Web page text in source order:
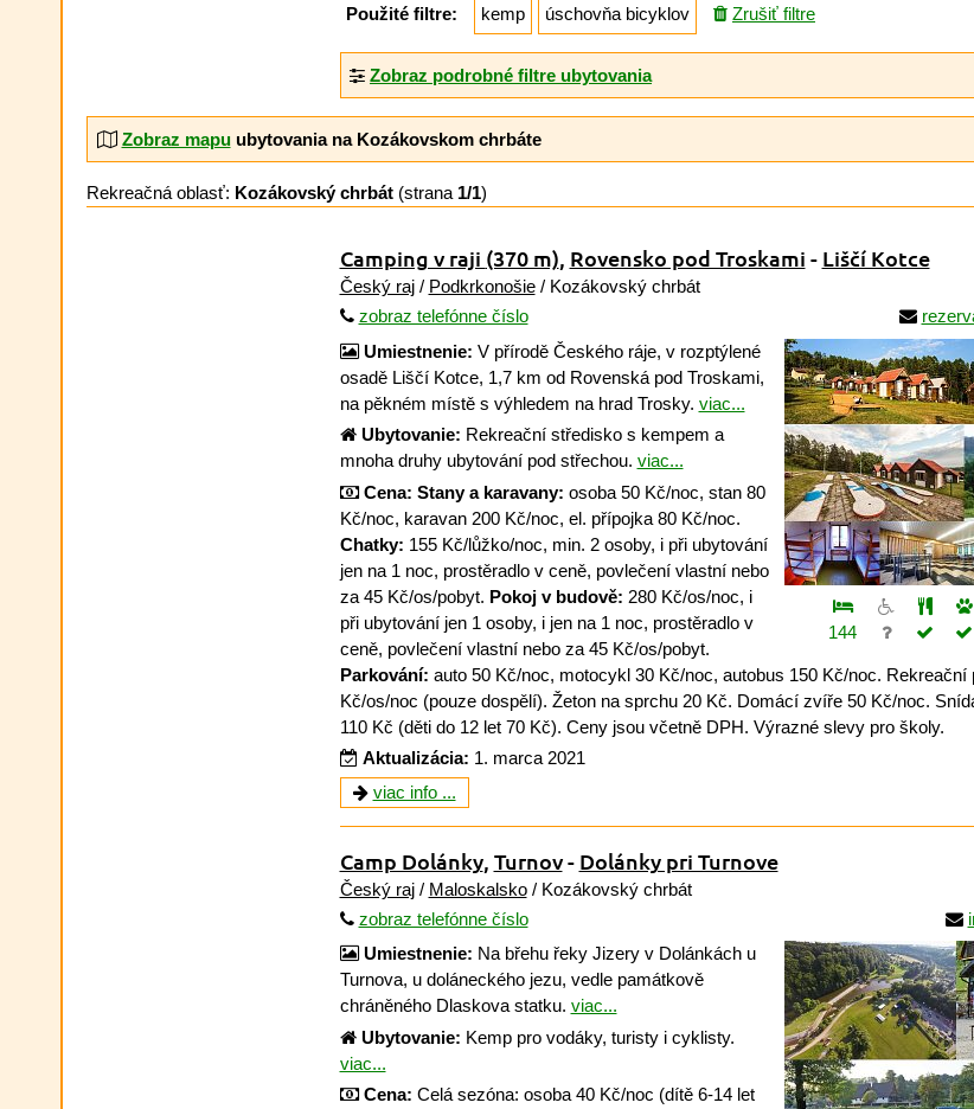
Použité filtre: kemp úschovňa bicyklov Zrušiť filtre
Zobraz podrobné filtre ubytovania
Zobraz mapuubytovania na Kozákovskom chrbáte
Rekreačná oblasť: Kozákovský chrbát (strana 1/1)
Camping v raji (370 m), Rovensko pod Troskami - Liščí Kotce
Český raj/ Podkrkonošie/ Kozákovský chrbát
zobraz telefónne číslo
144
Umiestnenie: V přírodě Českého ráje, v rozptýlené
osadě Liščí Kotce, 1,7 km od Rovenská pod Troskami,
na pěkném místě s výhledem na hrad Trosky. viac...
Ubytovanie: Rekreační středisko s kempem a
mnoha druhy ubytování pod střechou. viac...
Cena: Stany a karavany: osoba 50 Kč/noc, stan 80
Kč/noc, karavan 200 Kč/noc, el. přípojka 80 Kč/noc.
Chatky: 155 Kč/lůžko/noc, min. 2 osoby, i při ubytování
jen na 1 noc, prostěradlo v ceně, povlečení vlastní nebo
za 45 Kč/os/pobyt. Pokoj v budově: 280 Kč/os/noc, i
při ubytování jen 1 osoby, i jen na 1 noc, prostěradlo v
ceně, povlečení vlastní nebo za 45 Kč/os/pobyt.
Parkování: auto 50 Kč/noc, motocykl 30 Kč/noc, autobus 150 Kč/noc. Rekreační
Kč/os/noc (pouze dospělí). Žeton na sprchu 20 Kč. Domácí zvíře 50 Kč/noc.
110 Kč (děti do 12 let 70 Kč). Ceny jsou včetně DPH. Výrazné slevy pro školy.
Aktualizácia: 1. marca 2021
viac info ...
Camp Dolánky, Turnov- Dolánky pri Turnove
Český raj/ Maloskalsko/ Kozákovský chrbát
zobraz telefónne číslo
Umiestnenie: Na břehu řeky Jizery v Dolánkách u
Turnova, u doláneckého jezu, vedle památkově
chráněného Dlaskova statku. viac...
Ubytovanie: Kemp pro vodáky, turisty i cyklisty.
viac...
Cena: Celá sezóna: osoba 40 Kč/noc (dítě 6-14 let